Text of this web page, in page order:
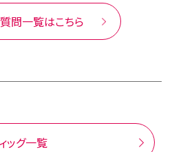
らお好みに合わせて作って
までの髪型を再現することも出
め、短時間でご希望のスタイ
アや地毛カットで生えてくる
容室のように髪のカットを行
問一覧はこちら
ッグ一覧